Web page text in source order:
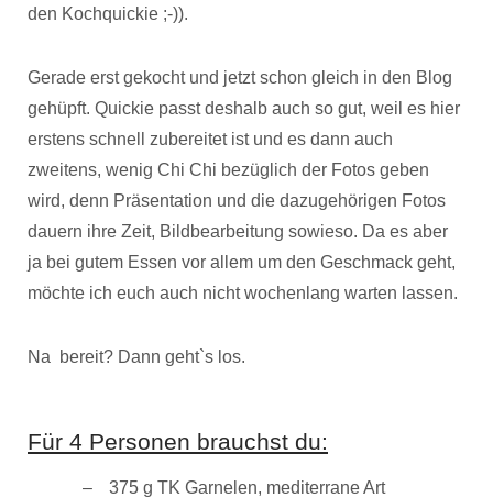
den Kochquickie ;-)).
Gerade erst gekocht und jetzt schon gleich in den Blog
gehüpft. Quickie passt deshalb auch so gut, weil es hier
erstens schnell zubereitet ist und es dann auch
zweitens, wenig Chi Chi bezüglich der Fotos geben
wird, denn Präsentation und die dazugehörigen Fotos
dauern ihre Zeit, Bildbearbeitung sowieso. Da es aber
ja bei gutem Essen vor allem um den Geschmack geht,
möchte ich euch auch nicht wochenlang warten lassen.
Na bereit? Dann geht`s los.
Für 4 Personen brauchst du:
375 g TK Garnelen, mediterrane Art